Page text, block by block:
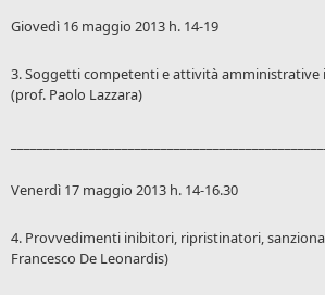
Giovedì 16 maggio 2013 h. 14-19
3. Soggetti competenti e attività amministrative
(prof. Paolo Lazzara)
Venerdì 17 maggio 2013 h. 14-16.30
4. Provvedimenti inibitori, ripristinatori,
Francesco De Leonardis)